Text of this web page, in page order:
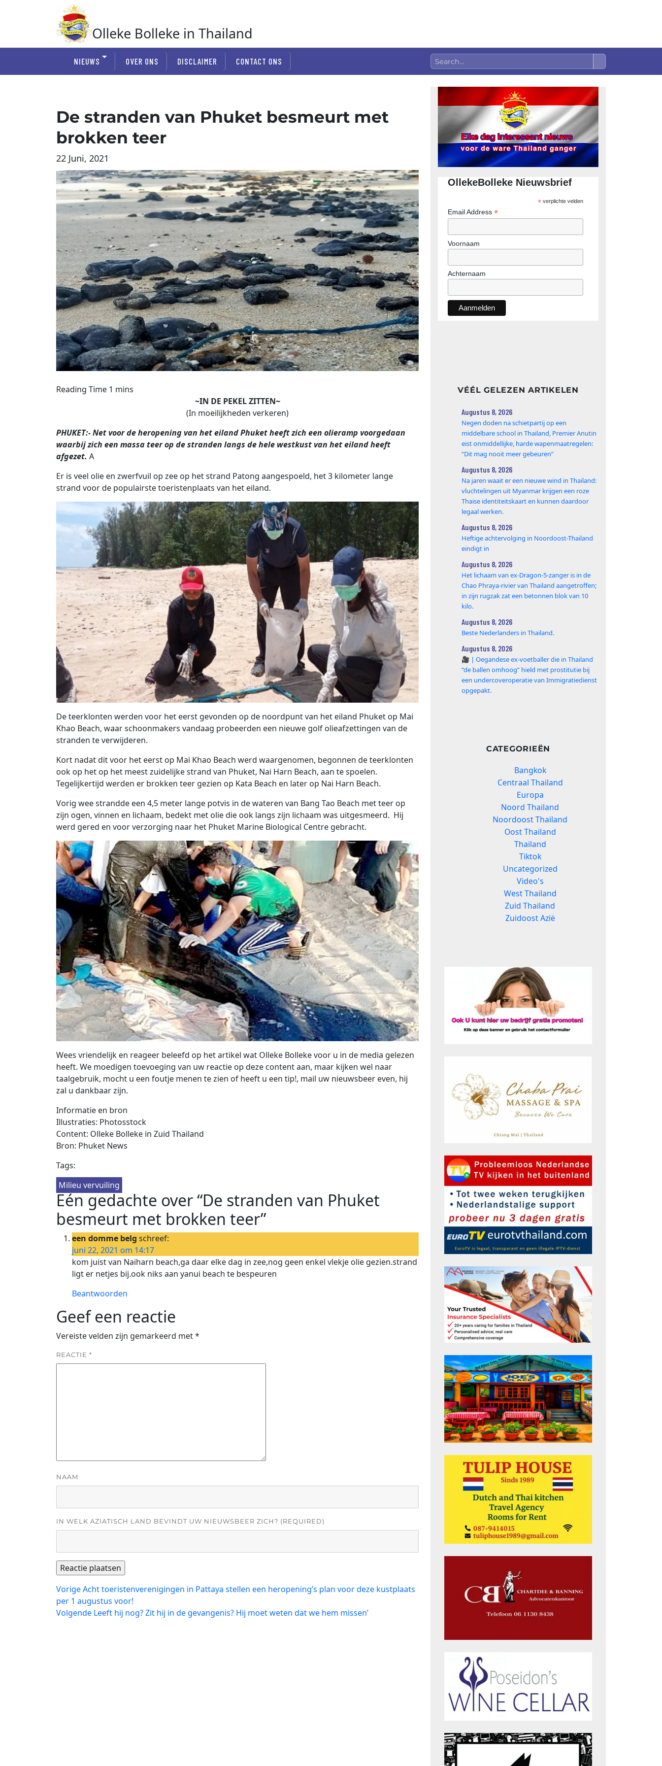
Olleke Bolleke in Thailand
NIEUWS OVER ONS DISCLAIMER CONTACT ONS
De stranden van Phuket besmeurt met
brokken teer
22 Juni, 2021
~IN DE PEKEL ZITTEN~
(In moeilijkheden verkeren)
PHUKET:- Net voor de heropening van het eiland Phuket heeft zich een olieramp voorgedaan
waarbij zich een massa teer op de stranden langs de hele westkust van het eiland heeft
afgezet. A
Er is veel olie en zwerfvuil op zee op het strand Patong aangespoeld, het 3 kilometer lange
strand voor de populairste toeristenplaats van het eiland.
De teerklonten werden voor het eerst gevonden op de noordpunt van het eiland Phuket op Mai
Khao Beach, waar schoonmakers vandaag probeerden een nieuwe golf olieafzettingen van de
stranden te verwijderen.
Kort nadat dit voor het eerst op Mai Khao Beach werd waargenomen, begonnen de teerklonten
ook op het op het meest zuidelijke strand van Phuket, Nai Harn Beach, aan te spoelen.
Tegelijkertijd werden er brokken teer gezien op Kata Beach en later op Nai Harn Beach.
Vorig wee strandde een 4,5 meter lange potvis in de wateren van Bang Tao Beach met teer op
zijn ogen, vinnen en lichaam, bedekt met olie die ook langs zijn lichaam was uitgesmeerd. Hij
werd gered en voor verzorging naar het Phuket Marine Biological Centre gebracht.
Wees vriendelijk en reageer beleefd op het artikel wat Olleke Bolleke voor u in de media gelezen
heeft. We moedigen toevoeging van uw reactie op deze content aan, maar kijken wel naar
taalgebruik, mocht u een foutje menen te zien of heeft u een tip!, mail uw nieuwsbeer even, hij
zal u dankbaar zijn.
Informatie en bron
Illustraties: Photosstock
Content: Olleke Bolleke in Zuid Thailand
Bron: Phuket News
Tags:
Milieu vervuiling
Eén gedachte over “De stranden van Phuket
besmeurt met brokken teer”
een domme belg schreef:
juni 22, 2021 om 14:17
kom juist van Naiharn beach,ga daar elke dag in zee,nog geen enkel vlekje olie gezien.strand
ligt er netjes bij.ook niks aan yanui beach te bespeuren
Beantwoorden
Geef een reactie
Vereiste velden zijn gemarkeerd met*
REACTIE *
NAAM
IN WELK AZIATISCH LAND BEVINDT UW NIEUWSBEER ZICH? (REQUIRED)
Bericht
navigatie
VorigeVorig
bericht:
Acht toeristenverenigingen in Pattaya stellen een heropening’s plan voor deze kustplaats
per 1 augustus voor!
Volgende Volgend
Leeft hij nog? Zit hij in de gevangenis? Hij moet weten dat we hem missen’
OllekeBolleke Nieuwsbrief
*verplichte velden
Email Address *
Voornaam
Achternaam
VÉÉL GELEZEN ARTIKELEN
Augustus 8, 2026
Negen doden na schietpartij op een
middelbare school in Thailand, Premier Anutin
eist onmiddellijke, harde wapenmaatregelen:
“Dit mag nooit meer gebeuren”
Augustus 8, 2026
Na jaren waait er een nieuwe wind in Thailand:
vluchtelingen uit Myanmar krijgen een roze
Thaise identiteitskaart en kunnen daardoor
legaal werken.
Augustus 8, 2026
Heftige achtervolging in Noordoost-Thailand
eindigt in
Augustus 8, 2026
Het lichaam van ex-Dragon‑5‑zanger is in de
Chao Phraya‑rivier van Thailand aangetroffen;
in zijn rugzak zat een betonnen blok van 10
kilo.
Augustus 8, 2026
Beste Nederlanders in Thailand.
Augustus 8, 2026
🎥 | Oegandese ex-voetballer die in Thailand
“de ballen omhoog” hield met prostitutie bij
een undercoveroperatie van Immigratiedienst
opgepakt.
CATEGORIEËN
Bangkok
Centraal Thailand
Europa
Noord Thailand
Noordoost Thailand
Oost Thailand
Thailand
Tiktok
Uncategorized
Video's
West Thailand
Zuid Thailand
Zuidoost Azië